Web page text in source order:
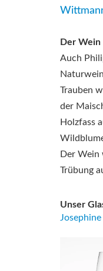
Der Wein
Auch
Trauben
der
Holzfass
Der Wein
Trübung
Unser